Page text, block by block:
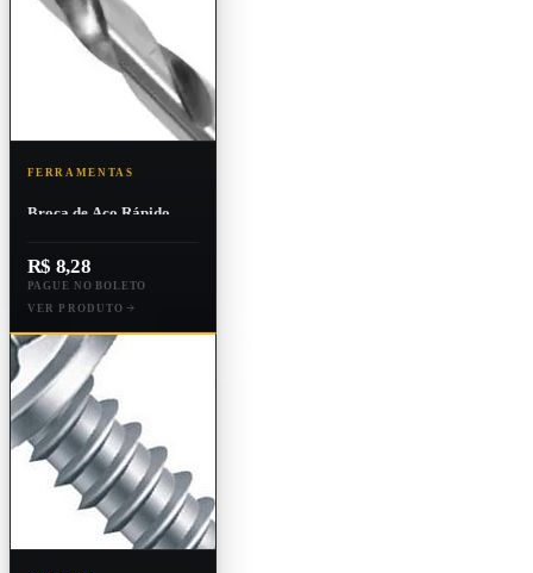
FERRAMENTAS
Broca de Aço Rápido
49x2.00m
R$ 8,28
PAGUE NO BOLETO
VER PRODUTO